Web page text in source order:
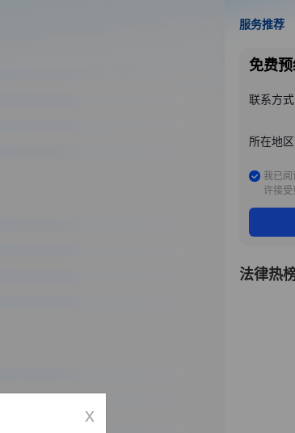
服务推荐
免费
联系方式
所在地区
我已阅
许接受
法律热
x